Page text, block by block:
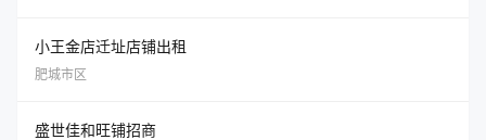
小王金店迁址店铺出租
肥城市区
盛世佳和旺铺招商